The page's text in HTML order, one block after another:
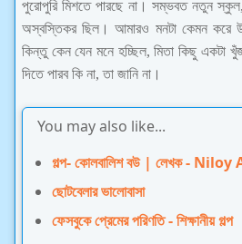
পুরোপুরি মিশতে পারছে না। সম্ভবত নতুন
অস্বস্তিকর ছিল। আমারও মনটা কেমন করে
কিন্তু কেন যেন মনে হচ্ছিল, মিতা কিছু
দিতে পারব কি না, তা জানি না।
You may also like...
গল্প- কোলবালিশ বউ | লেখক -
ছোটবেলার ভালোবাসা
ফেসবুকে প্রেমের পরিণতি - শিক্ষানীয় গল্প